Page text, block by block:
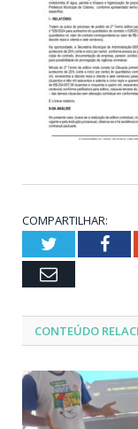
COMPARTILHAR:
Twitter
Email
CONTEÚDO